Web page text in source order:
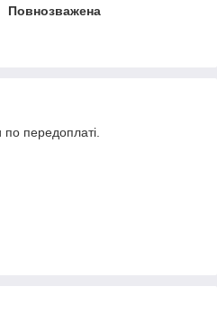
Повнозважена
по передоплаті.